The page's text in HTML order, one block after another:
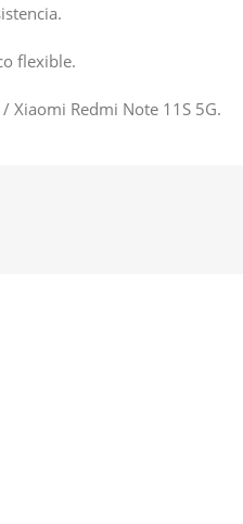
flexible.
Xiaomi Redmi Note 11S 5G.